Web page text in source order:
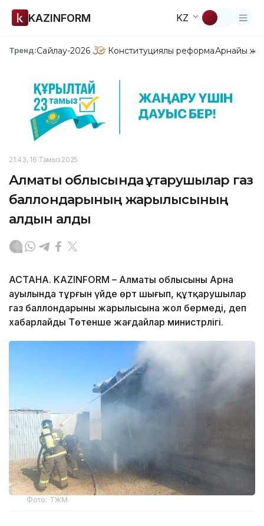
KAZINFORM KZ
Тренд:Сайлау-2026 Конституциялық реформаАрнайы
21:43, 16 Тамыз 2025
Алматы облысында құтқарушылар газ
баллондарының жарылысының
алдын алды
АСТАНА. KAZINFORM – Алматы облысының Арна
ауылында тұрғын үйде өрт шығып, құтқарушылар
газ баллондарының жарылысына жол бермеді, деп
хабарлайды Төтенше жағдайлар министрлігі.
Фото: ТЖМ